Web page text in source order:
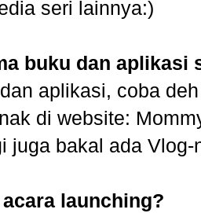
seri lainnya:)
buku dan aplikasi
aplikasi, coba
di website:
juga bakal ada
acara launching?